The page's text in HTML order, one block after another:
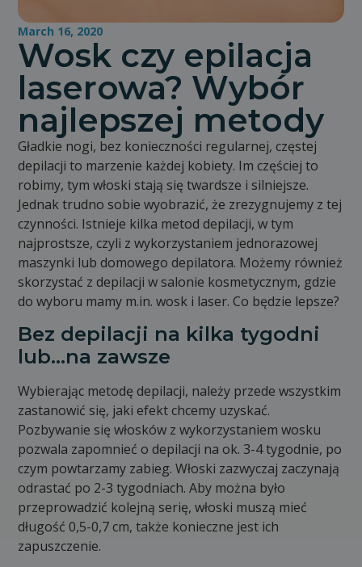
March 16, 2020
Wosk czy epilacja
laserowa? Wybór
najlepszej metody
Gładkie nogi, bez konieczności regularnej, częstej
depilacji to marzenie każdej kobiety. Im częściej to
robimy, tym włoski stają się twardsze i silniejsze.
Jednak trudno sobie wyobrazić, że zrezygnujemy z tej
czynności. Istnieje kilka metod depilacji, w tym
najprostsze, czyli z wykorzystaniem jednorazowej
maszynki lub domowego depilatora. Możemy również
skorzystać z depilacji w salonie kosmetycznym, gdzie
do wyboru mamy m.in. wosk i laser. Co będzie lepsze?
Bez depilacji na kilka tygodni
lub…na zawsze
Wybierając metodę depilacji, należy przede wszystkim
zastanowić się, jaki efekt chcemy uzyskać.
Pozbywanie się włosków z wykorzystaniem wosku
pozwala zapomnieć o depilacji na ok. 3-4 tygodnie, po
czym powtarzamy zabieg. Włoski zazwyczaj zaczynają
odrastać po 2-3 tygodniach. Aby można było
przeprowadzić kolejną serię, włoski muszą mieć
długość 0,5-0,7 cm, także konieczne jest ich
zapuszczenie.